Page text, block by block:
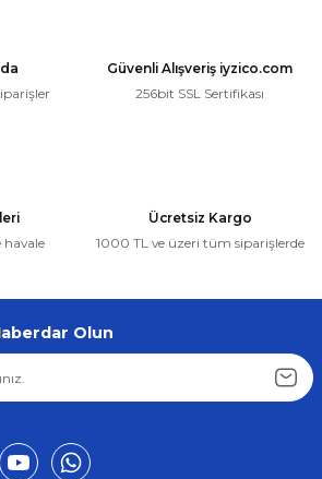
Güvenli Alışveriş iyzico.com
256bit SSL Sertifikası
havale
Ücretsiz Kargo
1000 TL ve üzeri tüm siparişlerde
Olun